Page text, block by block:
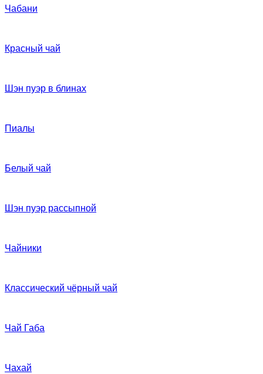
Чабани
Красный чай
Шэн пуэр в блинах
Пиалы
Белый чай
Шэн пуэр рассыпной
Чайники
Классический чёрный чай
Чай Габа
Чахай